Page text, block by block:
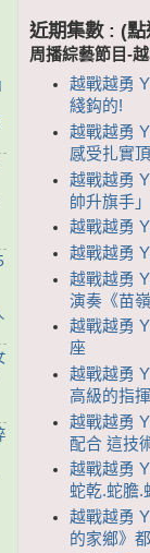
近期集數 : (點
周播綜藝節目-
越戰越勇
綫鈎的!
越戰越勇
感受扎實
越戰越勇
帥升旗手
越戰越勇
越戰越勇
越戰越勇
演奏《苗
越戰越勇
座
越戰越勇
高級的指
越戰越勇
配合 這技
越戰越勇
蛇乾.蛇膽.
越戰越勇
的家鄉》